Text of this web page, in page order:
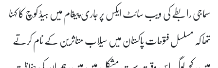
سائٹ ایکس پر جاری پیغام میں ہیڈ کوچ کا کہنا
پاکستان میں سیلاب متاثرین کے نام کرتے